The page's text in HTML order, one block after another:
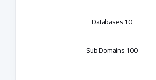
10 Databases
100 Sub Domains